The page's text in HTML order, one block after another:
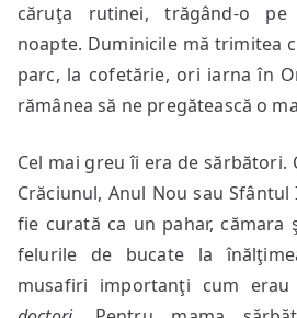
căruţa rutinei, trăgând-o
noapte. Duminicile mă trimitea
parc, la cofetărie, ori iarna în
rămânea să ne pregătească o
Cel mai greu îi era de sărbători.
Crăciunul, Anul Nou sau
fie curată ca un pahar,
felurile de bucate la
musafiri importanţi cum